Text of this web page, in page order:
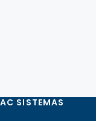
AC SISTEMAS